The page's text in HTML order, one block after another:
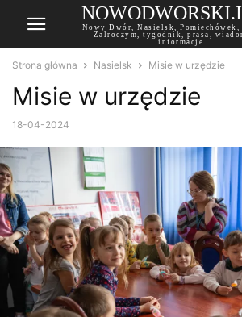
Nowy Dwór, Nasielsk, Pomiechówek,
Zalroczym, tygodnik, prasa,
informacje
Strona główna Nasielsk Misie w urzędzie
Misie w urzędzie
18-04-2024